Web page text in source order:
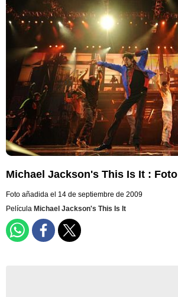
Michael Jackson's This Is It : Foto
Foto añadida el 14 de septiembre de 2009
Película Michael Jackson's This Is It